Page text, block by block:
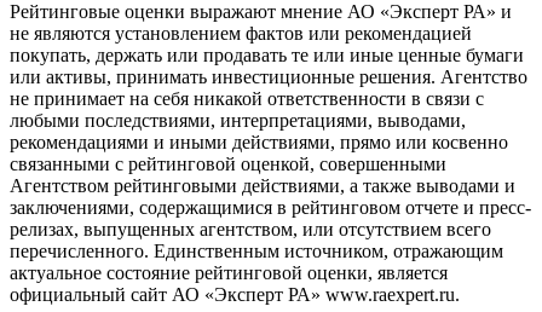
Рейтинговые оценки выражают мнение АО «Эксперт РА» и
не являются установлением фактов или рекомендацией
покупать, держать или продавать те или иные ценные бумаги
или активы, принимать инвестиционные решения. Агентство
не принимает на себя никакой ответственности в связи с
любыми последствиями, интерпретациями, выводами,
рекомендациями и иными действиями, прямо или косвенно
связанными с рейтинговой оценкой, совершенными
Агентством рейтинговыми действиями, а также выводами и
заключениями, содержащимися в рейтинговом отчете и пресс-
релизах, выпущенных агентством, или отсутствием всего
перечисленного. Единственным источником, отражающим
актуальное состояние рейтинговой оценки, является
официальный сайт АО «Эксперт РА» www.raexpert.ru.